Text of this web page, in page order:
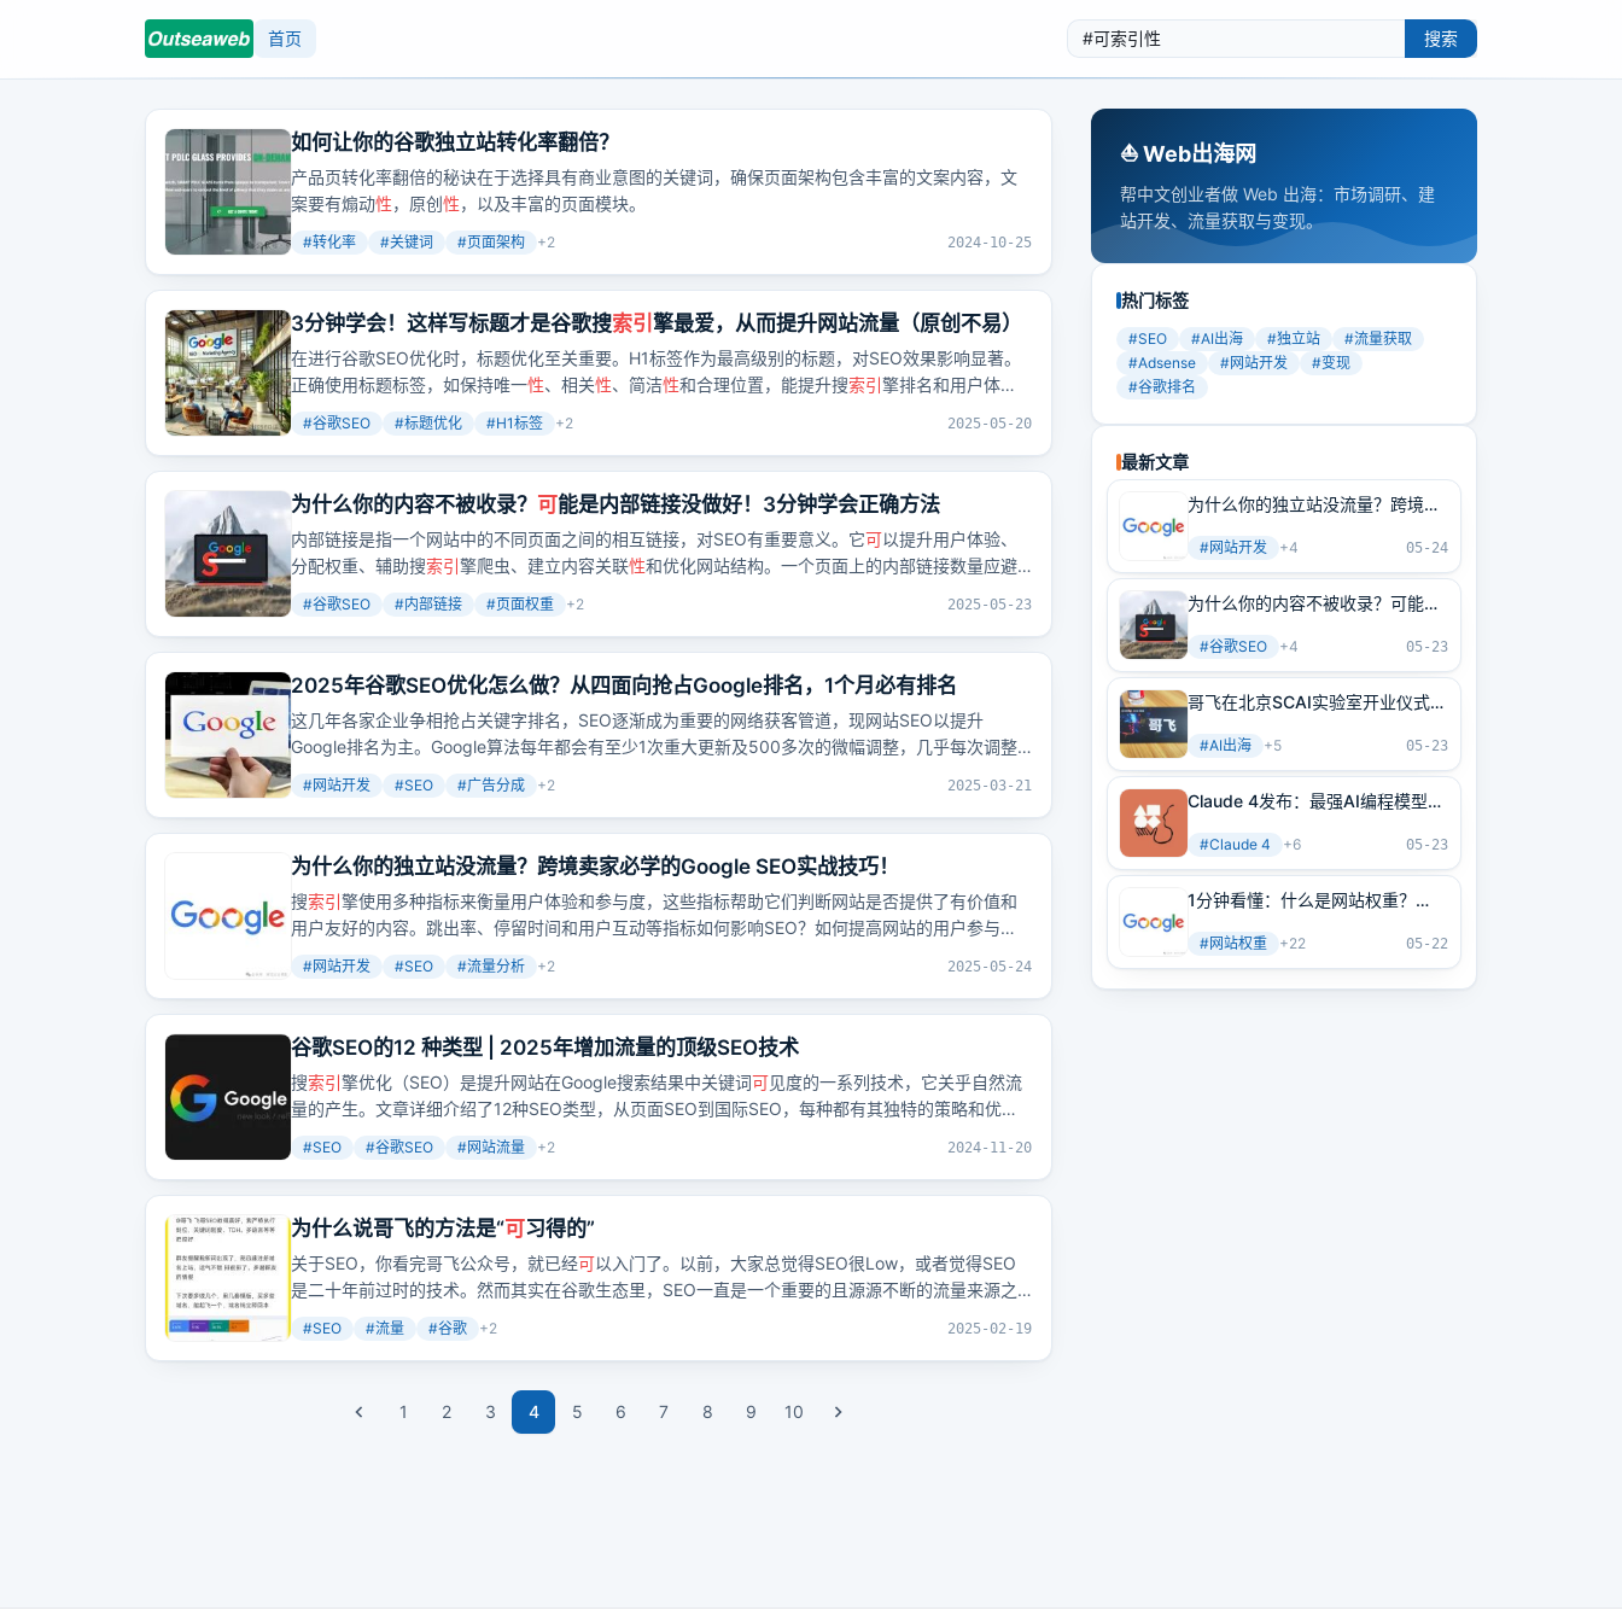
首页 搜索
如何让你的谷歌独立站转化率翻倍？
产品页转化率翻倍的秘诀在于选择具有商业意图的关键词，确保页面架构包含丰富的文案内容，文
案要有煽动性，原创性，以及丰富的页面模块。
#转化率 #关键词 #页面架构 +2 2024-10-25
3分钟学会！这样写标题才是谷歌搜索引 擎最爱，从而提升网站流量（原创不易）
在进行谷歌SEO优化时，标题优化至关重要。H1标签作为最高级别的标题，对SEO效果影响显著。
正确使用标题标签，如保持唯一性、相关性、简洁性和合理位置，能提升搜索引擎排名和用户体
验。同时，要避免常见错误，如重复使用H1标签、缺乏结构化层次、未包含关键词、标题过长或过
短、使用非描述
标题、过度优化和忽视用户体验等。优化标题是谷歌SEO的关键环节，对出海企
#谷歌SEO #标题优化 #H1标签 +2 2025-05-20
为什么你的内容不被收录？ 可能是内部链接没做好！3分钟学会正确方法
内部链接是指一个网站中的不同页面之间的相互链接，对SEO有重要意义。它可以提升用户体验、
分配权重、辅助搜索引擎爬虫、建立内容关联性和优化网站结构。一个页面上的内部链接数量应避
免过度，应保持相关性 、限制数量、聚焦重要页面。内部链接的锚文本应具体准确、避免过度优
化、多样化和自然、使用描述
#谷歌SEO #内部链接 #页面权重 +2 2025-05-23
2025年谷歌SEO优化怎么做？从四面向抢占Google排名，1个月必有排名
这几年各家企业争相抢占关键字排名，SEO逐渐成为重要的网络获客管道，现网站SEO以提升
Google排名为主。Google算法每年都会有至少1次重大更新及500多次的微幅调整，几乎每次调整
都会影响网站在Google SERP的关键字排名，甚至牵动SEO优化策略与趋势。不过Google算法更新
#网站开发 #SEO #广告分成 +2 2025-03-21
为什么你的独立站没流量？跨境卖家必学的Google SEO实战技巧！
搜索引擎使用多种指标来衡量用户体验和参与度，这些指标帮助它们判断网站是否提供了有价值和
用户友好的内容。跳出率、停留时间和用户互动等指标如何影响SEO？如何提高网站的用户参与
度？哪些工具和技术
以提高网站内容的
#网站开发 #SEO #流量分析 +2 2025-05-24
谷歌SEO的12 种类型 | 2025年增加流量的顶级SEO技术
搜索引擎优化（SEO）是提升网站在Google搜索结果中关键词可见度的一系列技术，它关乎自然流
量的产生。文章详细介绍了12种SEO类型，从页面SEO到国际SEO，每种都有其独特的策略和优
势，帮助网站在搜
擎结果页面上获得更好的排名。
#SEO #谷歌SEO #网站流量 +2 2024-11-20
为什么说哥飞的方法是“可习得的”
关于SEO，你看完哥飞公众号，就已经可以入门了。以前，大家总觉得SEO很Low，或者觉得SEO
是二十年前过时的技术。然而其实在谷歌生态里，SEO一直是一个重要的且源源不断的流量来源之
一。大家熟知的Canva、Adobe等大公司，也都养着一帮SEO高手，他们从谷歌里通过SEO获取到
了大量的免费且长期的流量。不过，现在AI来了，情况有点不太一样了，因为很多老需求加上AI就变
以做到只跟很少人竞争，或者压根没人跟你竞争。
#SEO #流量 #谷歌 +2 2025-02-19
1 2 3 4 5 6 7 8 9 10
⛵️ Web出海网
帮中文创业者做 Web 出海：市场调研、建
站开发、流量获取与变现。
热门标签
#SEO #AI出海 #独立站 #流量获取
#Adsense #网站开发 #变现
#谷歌排名
最新文章
为什么你的独立站没流量？跨境卖
#网站开发 +4 05-24
为什么你的内容不被收录？可能是
方法
#谷歌SEO +4 05-23
哥飞在北京SCAI实验室开业仪式上
#AI出海 +5 05-23
Claude 4发布：最强AI编程模型
#Claude 4 +6 05-23
1分钟看懂：什么是网站权重？
南（原创不易）
#网站权重 +22 05-22